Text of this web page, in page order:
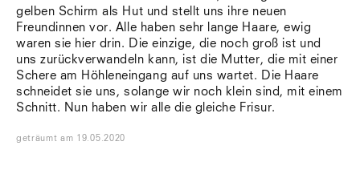
gelben Schirm als Hut und stellt uns ihre neuen
Freundinnen vor. Alle haben sehr lange Haare, ewig
waren sie hier drin. Die einzige, die noch groß ist und
uns zurückverwandeln kann, ist die Mutter, die mit einer
Schere am Höhleneingang auf uns wartet. Die Haare
schneidet sie uns, solange wir noch klein sind, mit einem
Schnitt. Nun haben wir alle die gleiche Frisur.
geträumt am 19.05.2020